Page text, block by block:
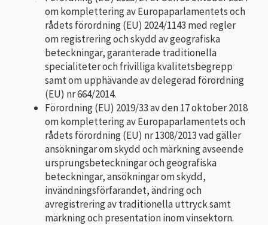
om komplettering av Europaparlamentets och
rådets förordning (EU) 2024/1143 med regler
om registrering och skydd av geografiska
beteckningar, garanterade traditionella
specialiteter och frivilliga kvalitetsbegrepp
samt om upphävande av delegerad förordning
(EU) nr 664/2014.
Förordning (EU) 2019/33 av den 17 oktober 2018
om komplettering av Europaparlamentets och
rådets förordning (EU) nr 1308/2013 vad gäller
ansökningar om skydd och märkning avseende
ursprungsbeteckningar och geografiska
beteckningar, ansökningar om skydd,
invändningsförfarandet, ändring och
avregistrering av traditionella uttryck samt
märkning och presentation inom vinsektorn.